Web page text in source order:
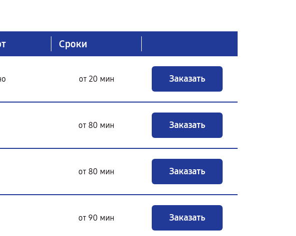
Сроки
от 20 мин Заказать
от 80 мин Заказать
от 80 мин Заказать
от 90 мин Заказать